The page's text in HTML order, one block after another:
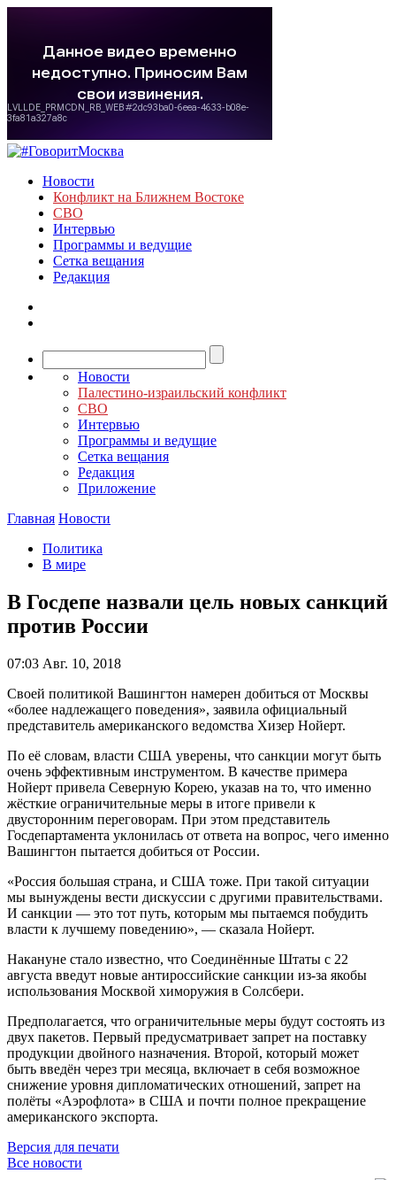
Новости
Конфликт на Ближнем Востоке
СВО
Интервью
Программы и ведущие
Сетка вещания
Редакция
Новости
Палестино-израильский конфликт
СВО
Интервью
Программы и ведущие
Сетка вещания
Редакция
Приложение
Главная Новости
Политика
В мире
В Госдепе назвали цель новых санкций
против России
07:03 Авг. 10, 2018
Своей политикой Вашингтон намерен добиться от Москвы
«более надлежащего поведения», заявила официальный
представитель американского ведомства Хизер Нойерт.
По её словам, власти США уверены, что санкции могут быть
очень эффективным инструментом. В качестве примера
Нойерт привела Северную Корею, указав на то, что именно
жёсткие ограничительные меры в итоге привели к
двусторонним переговорам. При этом представитель
Госдепартамента уклонилась от ответа на вопрос, чего именно
Вашингтон пытается добиться от России.
«Россия большая страна, и США тоже. При такой ситуации
мы вынуждены вести дискуссии с другими правительствами.
И санкции — это тот путь, которым мы пытаемся побудить
власти к лучшему поведению», — сказала Нойерт.
Накануне стало известно, что Соединённые Штаты с 22
августа введут новые антироссийские санкции из-за якобы
использования Москвой химоружия в Солсбери.
Предполагается, что ограничительные меры будут состоять из
двух пакетов. Первый предусматривает запрет на поставку
продукции двойного назначения. Второй, который может
быть введён через три месяца, включает в себя возможное
снижение уровня дипломатических отношений, запрет на
полёты «Аэрофлота» в США и почти полное прекращение
американского экспорта.
Версия для печати
Все новости